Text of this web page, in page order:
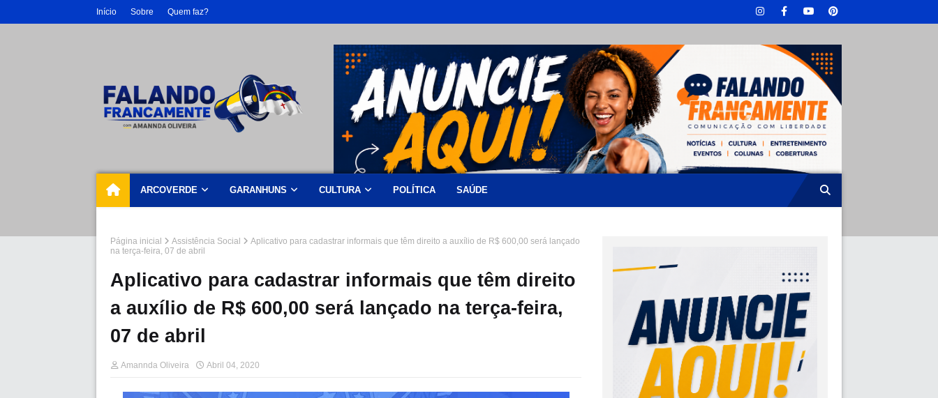
Início Sobre Quem faz?
ARCOVERDE GARANHUNS CULTURA POLÍTICA SAÚDE
Página inicial Assistência Social
Aplicativo para cadastrar informais que têm direito a auxílio de R$ 600,00 será lançado
na terça-feira, 07 de abril
Aplicativo para cadastrar informais que têm direito
a auxílio de R$ 600,00 será lançado na terça-feira,
07 de abril
Amannda Oliveira Abril 04, 2020